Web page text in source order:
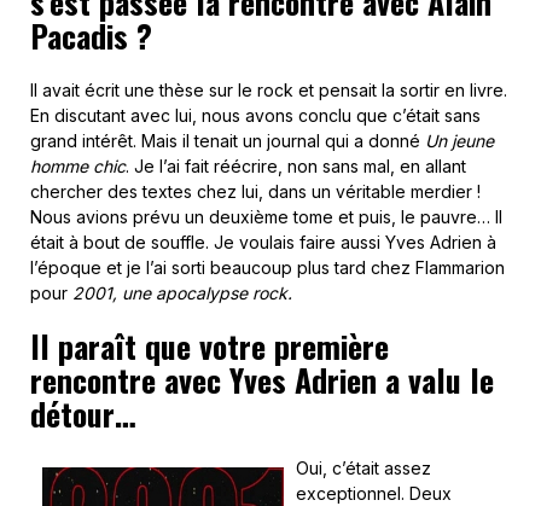
Pacadis ?
Il avait écrit une thèse sur le rock et pensait la sortir en livre.
En discutant avec lui, nous avons conclu que c’était sans
grand intérêt. Mais il tenait un journal qui a donné Un jeune
homme chic. Je l’ai fait réécrire, non sans mal, en allant
chercher des textes chez lui, dans un véritable merdier !
Nous avions prévu un deuxième tome et puis, le pauvre… Il
était à bout de souffle. Je voulais faire aussi Yves Adrien à
l’époque et je l’ai sorti beaucoup plus tard chez Flammarion
pour 2001, une apocalypse rock.
Il paraît que votre première
rencontre avec Yves Adrien a valu le
détour…
Oui, c’était assez
exceptionnel. Deux